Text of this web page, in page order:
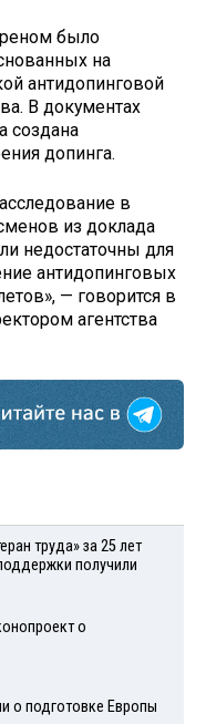
было
на
антидопинговой
В документах
создана
допинга.
в
из доклада
недостаточны для
антидопинговых
— говорится в
агентства
труда» за 25 лет
получили
о
о подготовке Европы